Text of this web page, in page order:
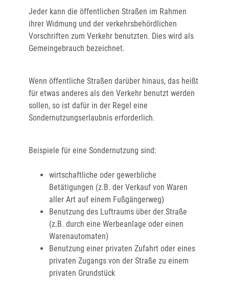
Jeder kann die öffentlichen Straßen im Rahmen
ihrer Widmung und der verkehrsbehördlichen
Vorschriften zum Verkehr benutzten. Dies wird als
Gemeingebrauch bezeichnet.
Wenn öffentliche Straßen darüber hinaus, das heißt
für etwas anderes als den Verkehr benutzt werden
sollen, so ist dafür in der Regel eine
Sondernutzungserlaubnis erforderlich.
Beispiele für eine Sondernutzung sind:
wirtschaftliche oder gewerbliche
Betätigungen (z.B. der Verkauf von Waren
aller Art auf einem Fußgängerweg)
Benutzung des Luftraums über der Straße
(z.B. durch eine Werbeanlage oder einen
Warenautomaten)
Benutzung einer privaten Zufahrt oder eines
privaten Zugangs von der Straße zu einem
privaten Grundstück